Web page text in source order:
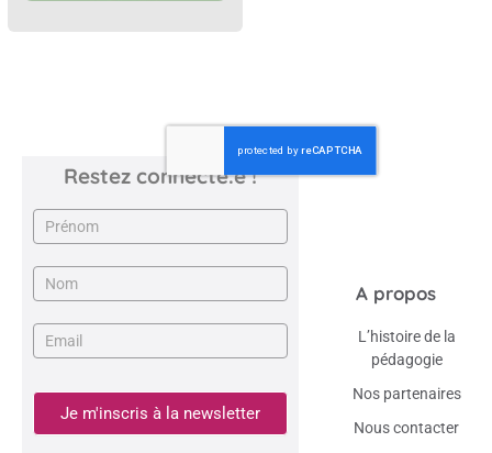
Restez connecté.e !
Newsletter
Je m'inscris à la newsletter
A propos
L’histoire de la
pédagogie
Nos partenaires
Nous contacter